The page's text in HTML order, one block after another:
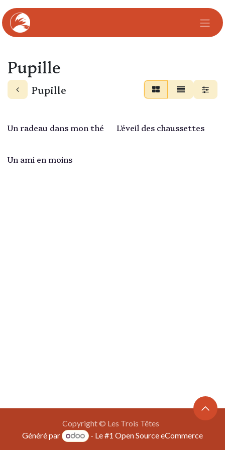
Pupille
Pupille
Épuisé
Un radeau dans mon thé Épuisé
L'éveil des chaussettes
Épuisé
Un ami en moins
Copyright © Les Trois Têtes
Généré par
- Le #1Open Source eCommerce